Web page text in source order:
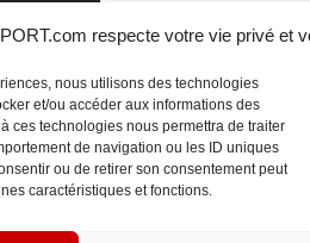
respecte votre vie privé et
nous utilisons des technologies
et/ou accéder aux informations des
ces technologies nous permettra de traiter
de navigation ou les ID uniques
ou de retirer son consentement peut
caractéristiques et fonctions.
Marie-
et
-